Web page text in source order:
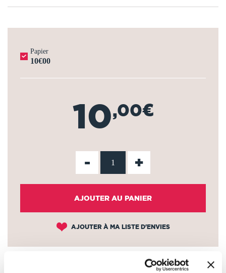
Papier
10€00
10,00€
- +
AJOUTER AU PANIER
AJOUTER À MA LISTE D'ENVIES